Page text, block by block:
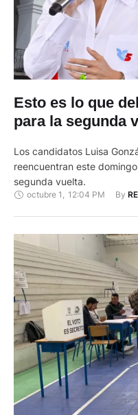
Esto es lo que
para la segunda
Los candidatos Luisa
reencuentran este
segunda vuelta.
octubre 1 12:04 PM By